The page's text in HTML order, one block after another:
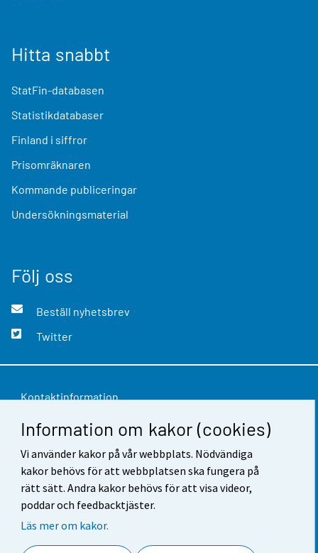
Information om kakor (cookies)
Vi använder kakor på vår webbplats. Nödvändiga
kakor behövs för att webbplatsen ska fungera på
rätt sätt. Andra kakor behövs för att visa videor,
poddar och feedbacktjäster.
Läs mer om kakor.
Hitta snabbt
StatFin-databasen
Statistikdatabaser
Finland i siffror
Prisomräknaren
Kommande publiceringar
Undersökningsmaterial
Följ oss
Beställ nyhetsbrev
Twitter
Kontaktinformation
Respons
Användarvillkor
Dataskydd
Tillgänglighet